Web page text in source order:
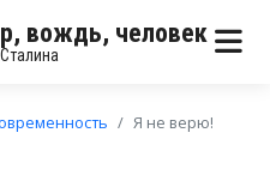
вождь, человек
Я не верю!